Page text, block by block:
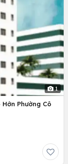
1
Phường Cô